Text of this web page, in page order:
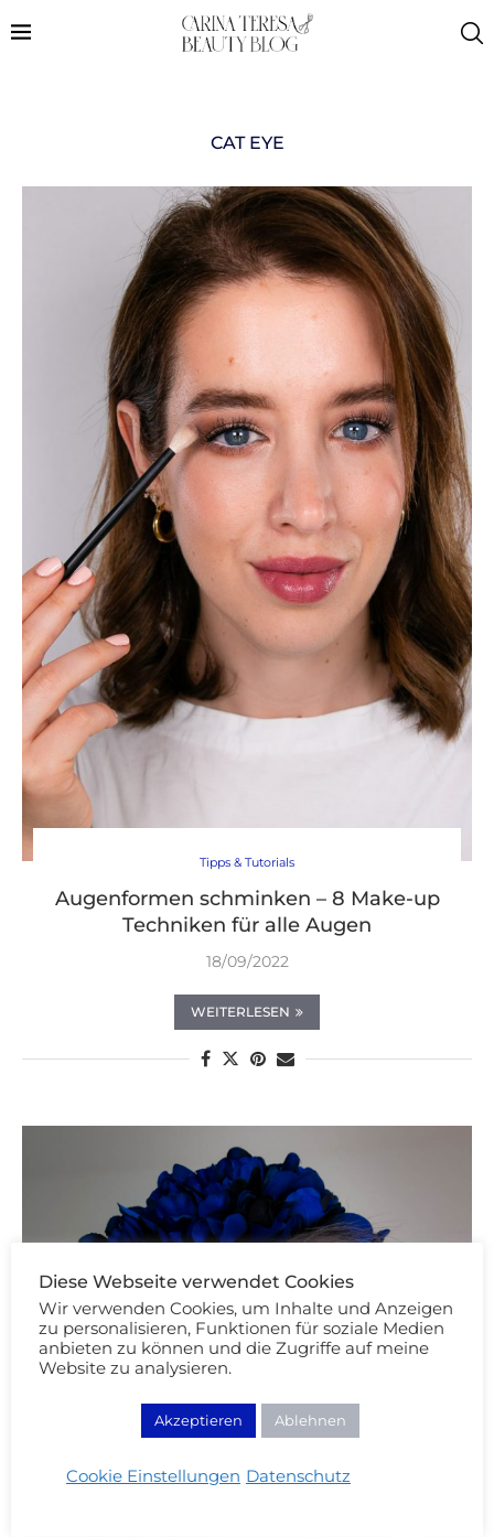
CAT EYE
Tipps & Tutorials
Augenformen schminken – 8 Make-up
Techniken für alle Augen
18/09/2022
WEITERLESEN
Diese Webseite verwendet Cookies
Wir verwenden Cookies, um Inhalte und Anzeigen
zu personalisieren, Funktionen für soziale Medien
anbieten zu können und die Zugriffe auf meine
Website zu analysieren.
Akzeptieren Ablehnen
Cookie Einstellungen Datenschutz